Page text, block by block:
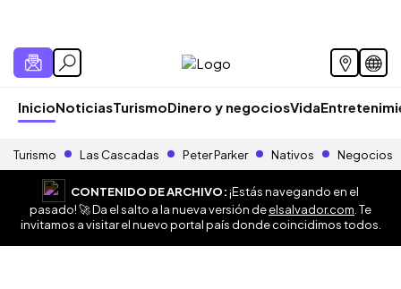
InicioNoticiasTurismoDinero y negociosVida
Turismo Las Cascadas Peter Parker Nativos Negocios
CONTENIDO DE ARCHIVO:¡Estás navegando en el
pasado! 🚀 Da el salto a la nueva versión deelsalvador.com . Te
invitamos a visitar el nuevo portal país donde coincidimos todos.